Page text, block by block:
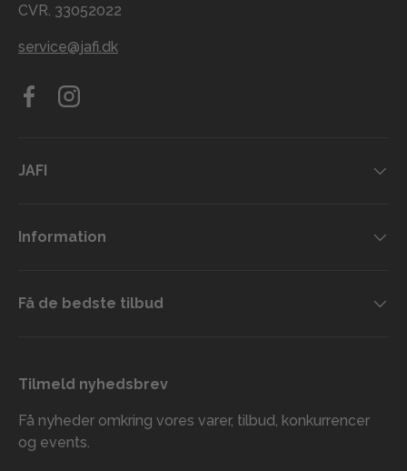
CVR. 33052022
service@jafi.dk
FacebookInstagram
JAFI
Information
Få de bedste tilbud
Tilmeld nyhedsbrev
Få nyheder omkring vores varer, tilbud, konkurrencer
og events.